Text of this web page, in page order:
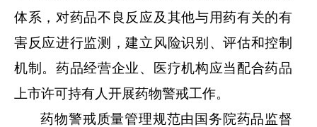
体系，对药品不良反应及其他与用药有关的有
害反应进行监测，建立风险识别、评估和控制
机制。药品经营企业、医疗机构应当配合药品
上市许可持有人开展药物警戒工作。
药物警戒质量管理规范由国务院药品监督